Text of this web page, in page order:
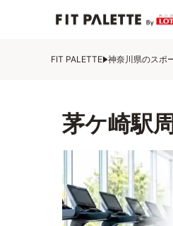
FIT PALETTE 神奈川県のスポ
茅ケ崎駅